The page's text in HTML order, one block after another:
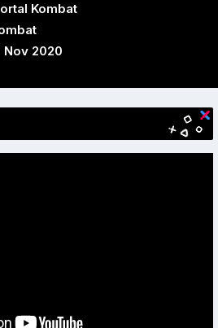
Kombat
Nov 2020